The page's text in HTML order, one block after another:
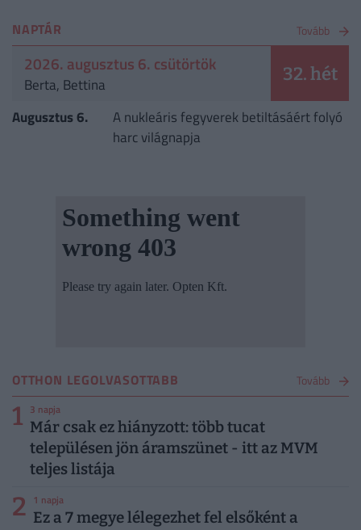
NAPTÁR Tovább
2026. augusztus 6. csütörtök
Berta, Bettina 32. hét
Augusztus 6.
A nukleáris fegyverek betiltásáért folyó
harc világnapja
OTTHON LEGOLVASOTTABB Tovább
1 3 napja
Már csak ez hiányzott: több tucat
településen jön áramszünet - itt az MVM
teljes listája
2 1 napja
Ez a 7 megye lélegezhet fel elsőként a